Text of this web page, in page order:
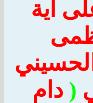
دام